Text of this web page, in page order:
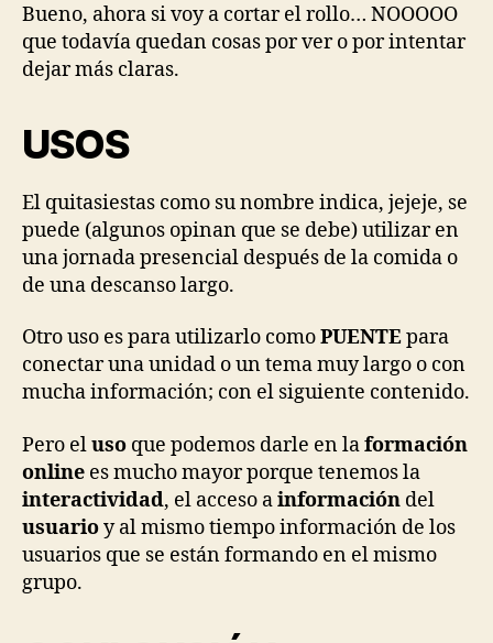
Bueno, ahora si voy a cortar el rollo… NOOOOO
que todavía quedan cosas por ver o por intentar
dejar más claras.
USOS
El quitasiestas como su nombre indica, jejeje, se
puede (algunos opinan que se debe) utilizar en
una jornada presencial después de la comida o
de una descanso largo.
Otro uso es para utilizarlo comoPUENTEpara
conectar una unidad o un tema muy largo o con
mucha información; con el siguiente contenido.
Pero eluso que podemos darle en laformación
online es mucho mayor porque tenemos la
interactividad, el acceso ainformación del
usuarioy al mismo tiempo información de los
usuarios que se están formando en el mismo
grupo.